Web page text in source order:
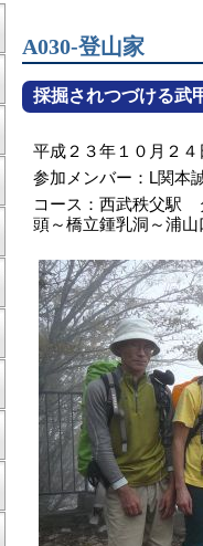
A030-登山家
採掘されつづける武
平成２３年１０月２
参加メンバー：L関本
コース：西武秩父駅
頭～橋立鍾乳